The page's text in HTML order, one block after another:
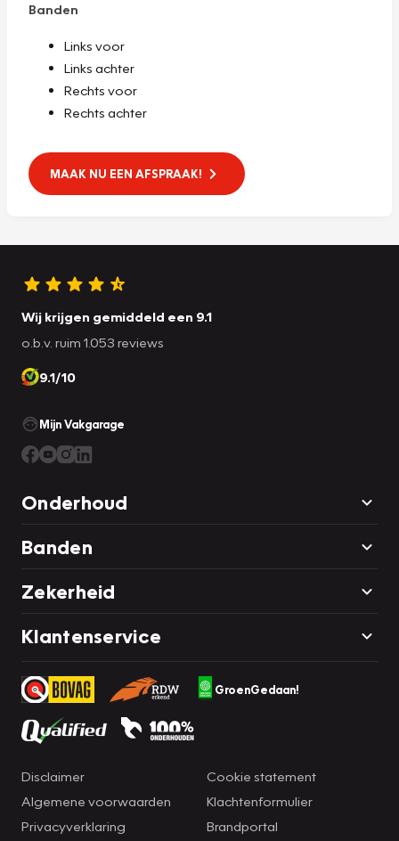
Banden
Links voor
Links achter
Rechts voor
Rechts achter
MAAK NU EEN AFSPRAAK!
Wij krijgen gemiddeld een 9.1
o.b.v. ruim 1.053 reviews
9.1/10
Mijn Vakgarage
Onderhoud
Banden
Zekerheid
Klantenservice
GroenGedaan!
Disclaimer
Algemene voorwaarden
Privacyverklaring
Cookie statement
Klachtenformulier
Brandportal